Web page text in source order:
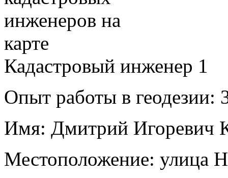
Кадастровый инженер 1
Опыт работы в геодезии:
Имя: Дмитрий Игоревич
Местоположение: улица